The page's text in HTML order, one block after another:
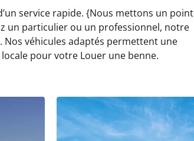
service rapide. {Nous mettons un point
un particulier ou un professionnel, notre
Nos véhicules adaptés permettent une
pour votre Louer une benne.